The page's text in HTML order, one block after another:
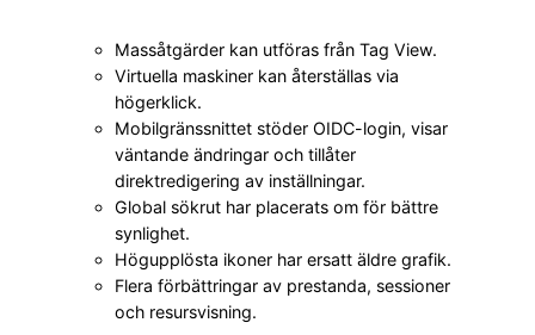
Massåtgärder kan utföras från Tag View.
Virtuella maskiner kan återställas via
högerklick.
Mobilgränssnittet stöder OIDC-login, visar
väntande ändringar och tillåter
direktredigering av inställningar.
Global sökrut har placerats om för bättre
synlighet.
Högupplösta ikoner har ersatt äldre grafik.
Flera förbättringar av prestanda, sessioner
och resursvisning.